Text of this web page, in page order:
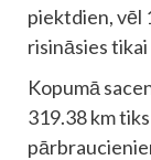
piektdien, vēl
risināsies
Kopumā
319.38 km